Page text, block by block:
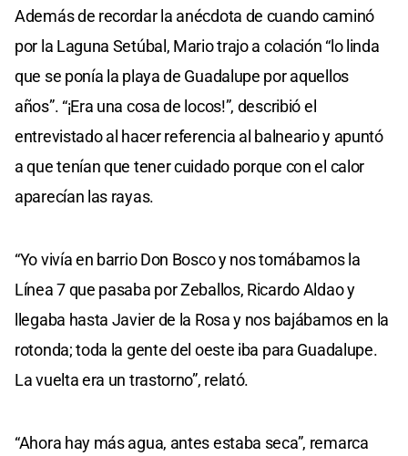
Además de recordar la anécdota de cuando caminó
por la Laguna Setúbal, Mario trajo a colación “lo linda
que se ponía la playa de Guadalupe por aquellos
años”. “¡Era una cosa de locos!”, describió el
entrevistado al hacer referencia al balneario y apuntó
a que tenían que tener cuidado porque con el calor
aparecían las rayas.
“Yo vivía en barrio Don Bosco y nos tomábamos la
Línea 7 que pasaba por Zeballos, Ricardo Aldao y
llegaba hasta Javier de la Rosa y nos bajábamos en la
rotonda; toda la gente del oeste iba para Guadalupe.
La vuelta era un trastorno”, relató.
“Ahora hay más agua, antes estaba seca”, remarca